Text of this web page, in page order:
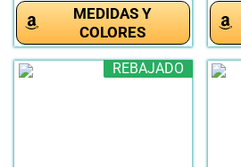
MEDIDAS Y
COLORES
REBAJADO